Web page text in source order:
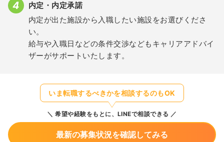
内定・内定承諾
内定が出た施設から入職したい施設をお選びくださ
い。
給与や入職日などの条件交渉などもキャリアアドバイ
ザーがサポートいたします。
いま転職するべきかを相談するのもOK
希望や経験をもとに、LINEで相談できる
最新の募集状況を確認してみる